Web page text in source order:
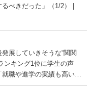
べきだった」（1/2） |
展していきそうな“関関
ンキング1位に学生の声
就職や進学の実績も高い」